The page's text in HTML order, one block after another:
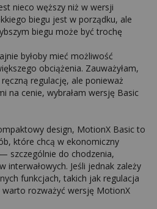
nieco węższy niż w wersji
biegu jest w porządku, ale
biegu może być trochę
byłoby mieć możliwość
obciążenia. Zauważyłam,
regulację, ale ponieważ
na cenie, wybrałam wersję Basic
design, MotionX Basic to
które chcą w ekonomiczny
szczególnie do chodzenia,
interwałowych. Jeśli jednak zależy
funkcjach, takich jak regulacja
warto rozważyć wersję MotionX